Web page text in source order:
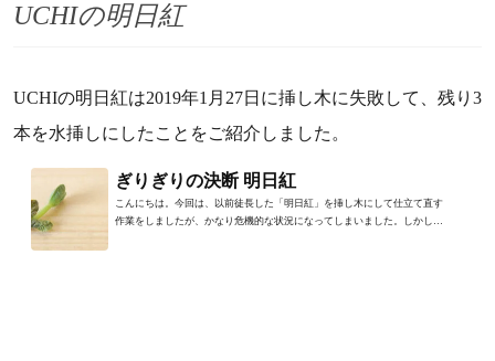
UCHIの明日紅
UCHIの明日紅は2019年1月27日に挿し木に失敗して、残り3
本を水挿しにしたことをご紹介しました。
ぎりぎりの決断 明日紅
こんにちは。今回は、以前徒長した「明日紅」を挿し木にして仕立て直す
作業をしましたが、かなり危機的な状況になってしまいました。しかしあ